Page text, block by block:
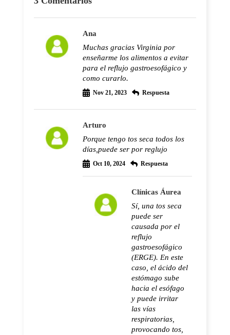
Ana
Muchas gracias Virginia por
enseñarme los alimentos a evitar
para el reflujo gastroesofágico y
como curarlo.
Nov 21, 2023 Respuesta
Arturo
Porque tengo tos seca todos los
días,puede ser por reglujo
Oct 10, 2024 Respuesta
Clínicas Áurea
Sí, una tos seca
puede ser
causada por el
reflujo
gastroesofágico
(ERGE). En este
caso, el ácido del
estómago sube
hacia el esófago
y puede irritar
las vías
respiratorias,
provocando tos,